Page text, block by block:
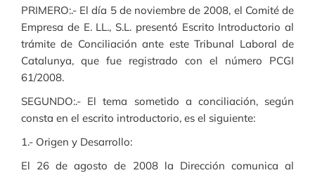
PRIMERO:.- El día 5 de noviembre de 2008, el Comité de
Empresa de E. LL., S.L. presentó Escrito Introductorio al
trámite de Conciliación ante este Tribunal Laboral de
Catalunya, que fue registrado con el número PCGI
61/2008.
SEGUNDO:.- El tema sometido a conciliación, según
consta en el escrito introductorio, es el siguiente:
1.- Origen y Desarrollo:
El 26 de agosto de 2008 la Dirección comunica al